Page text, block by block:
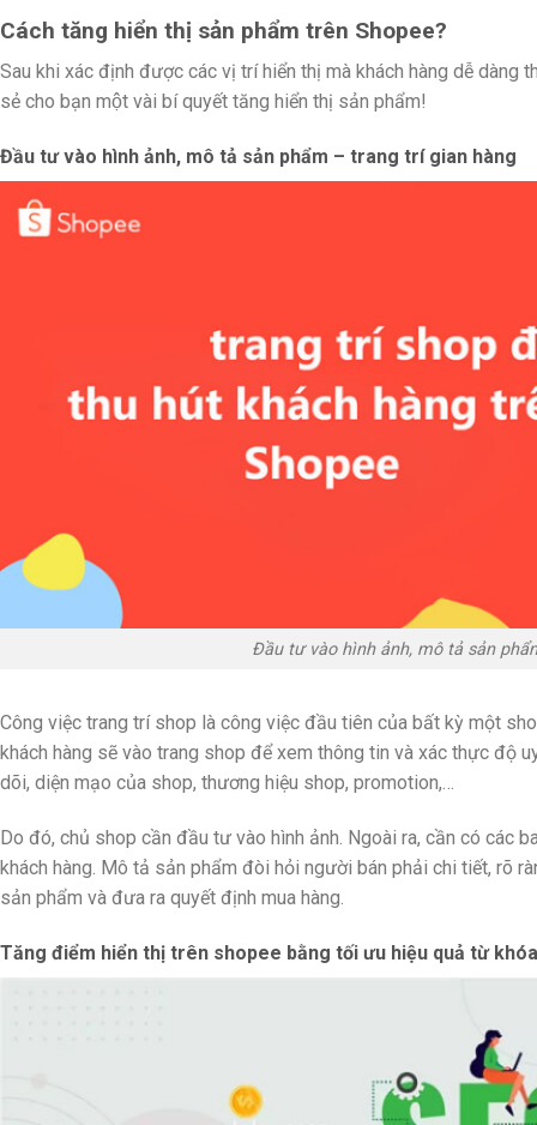
Cách tăng hiển thị sản phẩm trên Shopee?
Sau khi xác định được các vị trí hiển thị mà khách hàng dễ dàng
sẻ cho bạn một vài bí quyết tăng hiển thị sản phẩm!
Đầu tư vào hình ảnh, mô tả sản phẩm – trang trí gian hàng
Đầu tư vào hình ảnh, mô tả sản
Công việc trang trí shop là công việc đầu tiên của bất kỳ một
khách hàng sẽ vào trang shop để xem thông tin và xác thực độ
dõi, diện mạo của shop, thương hiệu shop, promotion,…
Do đó, chủ shop cần đầu tư vào hình ảnh. Ngoài ra, cần có các
khách hàng. Mô tả sản phẩm đòi hỏi người bán phải chi tiết, rõ
sản phẩm và đưa ra quyết định mua hàng.
Tăng điểm hiển thị trên shopee bằng tối ưu hiệu quả từ